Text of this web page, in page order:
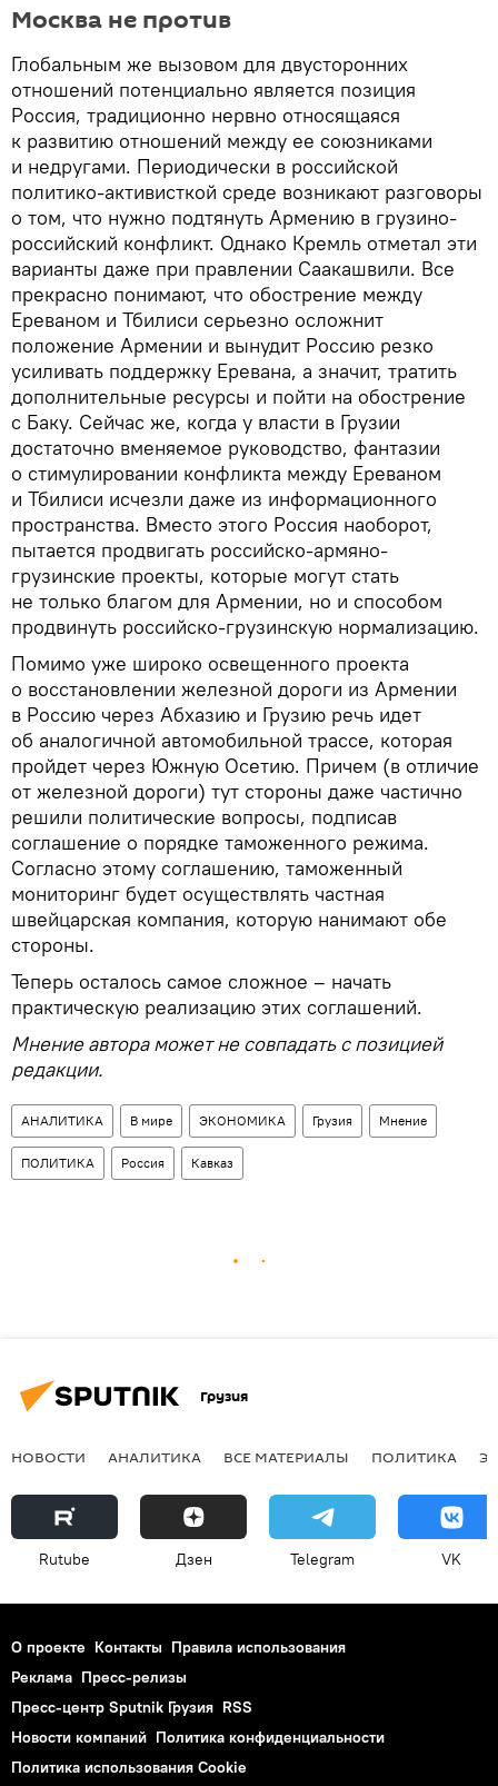
Москва не против
Глобальным же вызовом для двусторонних
отношений потенциально является позиция
Россия, традиционно нервно относящаяся
к развитию отношений между ее союзниками
и недругами. Периодически в российской
политико-активисткой среде возникают разговоры
о том, что нужно подтянуть Армению в грузино-
российский конфликт. Однако Кремль отметал эти
варианты даже при правлении Саакашвили. Все
прекрасно понимают, что обострение между
Ереваном и Тбилиси серьезно осложнит
положение Армении и вынудит Россию резко
усиливать поддержку Еревана, а значит, тратить
дополнительные ресурсы и пойти на обострение
с Баку. Сейчас же, когда у власти в Грузии
достаточно вменяемое руководство, фантазии
о стимулировании конфликта между Ереваном
и Тбилиси исчезли даже из информационного
пространства. Вместо этого Россия наоборот,
пытается продвигать российско-армяно-
грузинские проекты, которые могут стать
не только благом для Армении, но и способом
продвинуть российско-грузинскую нормализацию.
Помимо уже широко освещенного проекта
о восстановлении железной дороги из Армении
в Россию через Абхазию и Грузию речь идет
об аналогичной автомобильной трассе, которая
пройдет через Южную Осетию. Причем (в отличие
от железной дороги) тут стороны даже частично
решили политические вопросы, подписав
соглашение о порядке таможенного режима.
Согласно этому соглашению, таможенный
мониторинг будет осуществлять частная
швейцарская компания, которую нанимают обе
стороны.
Теперь осталось самое сложное – начать
практическую реализацию этих соглашений.
Мнение автора может не совпадать с позицией
редакции.
АНАЛИТИКА В мире ЭКОНОМИКА Грузия Мнение
ПОЛИТИКА Россия Кавказ
Грузия
НОВОСТИ АНАЛИТИКА ВСЕ МАТЕРИАЛЫ ПОЛИТИКА
Rutube Дзен Telegram VK
О проекте Контакты Правила использования
Реклама Пресс-релизы
Пресс-центр Sputnik Грузия RSS
Новости компаний Политика конфиденциальности
Политика использования Cookie